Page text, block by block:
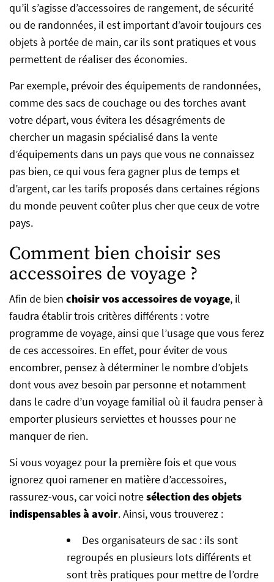
qu’il s’agisse d’accessoires de rangement, de sécurité
ou de randonnées, il est important d’avoir toujours ces
objets à portée de main, car ils sont pratiques et vous
permettent de réaliser des économies.
Par exemple, prévoir des équipements de randonnées,
comme des sacs de couchage ou des torches avant
votre départ, vous évitera les désagréments de
chercher un magasin spécialisé dans la vente
d’équipements dans un pays que vous ne connaissez
pas bien, ce qui vous fera gagner plus de temps et
d’argent, car les tarifs proposés dans certaines régions
du monde peuvent coûter plus cher que ceux de votre
pays.
Comment bien choisir ses
accessoires de voyage ?
Afin de bien choisir vos accessoires de voyage, il
faudra établir trois critères différents : votre
programme de voyage, ainsi que l’usage que vous ferez
de ces accessoires. En effet, pour éviter de vous
encombrer, pensez à déterminer le nombre d’objets
dont vous avez besoin par personne et notamment
dans le cadre d’un voyage familial où il faudra penser à
emporter plusieurs serviettes et housses pour ne
manquer de rien.
Si vous voyagez pour la première fois et que vous
ignorez quoi ramener en matière d’accessoires,
rassurez-vous, car voici notresélection desobjets
indispensables à avoir. Ainsi, vous trouverez :
Des organisateurs de sac : ils sont
regroupés en plusieurs lots différents et
sont très pratiques pour mettre de l’ordre